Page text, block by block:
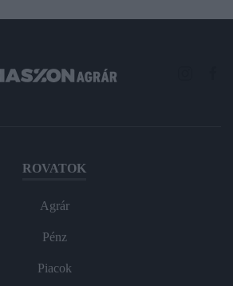
ROVATOK
Agrár
Pénz
Piacok